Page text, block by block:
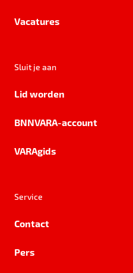
Vacatures
Sluit je aan
Lid worden
BNNVARA-account
VARAgids
Service
Contact
Pers